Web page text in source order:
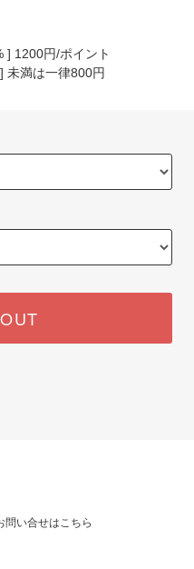
] 1200円/ポイント
未満は一律800円
問い合せはこちら